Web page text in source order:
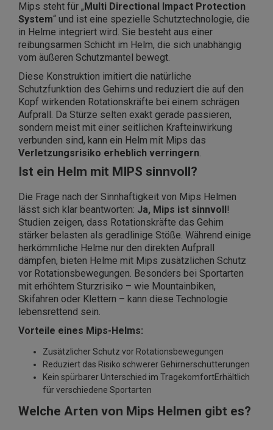
Mips steht für „Multi Directional Impact Protection
System“ und ist eine spezielle Schutztechnologie, die
in Helme integriert wird. Sie besteht aus einer
reibungsarmen Schicht im Helm, die sich unabhängig
vom äußeren Schutzmantel bewegt.
Diese Konstruktion imitiert die natürliche
Schutzfunktion des Gehirns und reduziert die auf den
Kopf wirkenden Rotationskräfte bei einem schrägen
Aufprall. Da Stürze selten exakt gerade passieren,
sondern meist mit einer seitlichen Krafteinwirkung
verbunden sind, kann ein Helm mit Mips das
Verletzungsrisiko erheblich verringern.
Ist ein Helm mit MIPS sinnvoll?
Die Frage nach der Sinnhaftigkeit von Mips Helmen
lässt sich klar beantworten: Ja, Mips ist sinnvoll!
Studien zeigen, dass Rotationskräfte das Gehirn
stärker belasten als geradlinige Stöße. Während einige
herkömmliche Helme nur den direkten Aufprall
dämpfen, bieten Helme mit Mips zusätzlichen Schutz
vor Rotationsbewegungen. Besonders bei Sportarten
mit erhöhtem Sturzrisiko – wie Mountainbiken,
Skifahren oder Klettern – kann diese Technologie
lebensrettend sein.
Vorteile eines Mips-Helms:
Zusätzlicher Schutz vor Rotationsbewegungen
Reduziert das Risiko schwerer Gehirnerschütterungen
Kein spürbarer Unterschied im TragekomfortErhältlich
für verschiedene Sportarten
Welche Arten von Mips Helmen gibt es?